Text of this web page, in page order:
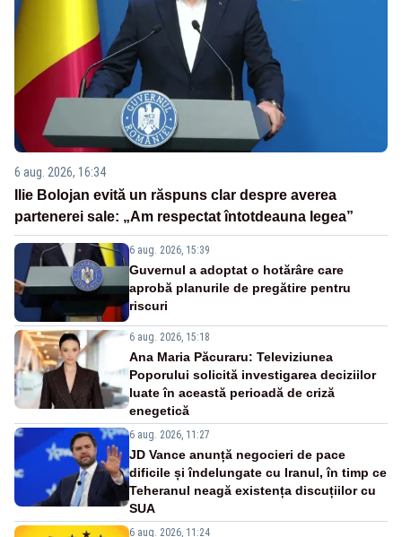
6 aug. 2026, 16:34
Ilie Bolojan evită un răspuns clar despre averea
partenerei sale: „Am respectat întotdeauna legea”
6 aug. 2026, 15:39
Guvernul a adoptat o hotărâre care
aprobă planurile de pregătire pentru
riscuri
6 aug. 2026, 15:18
Ana Maria Păcuraru: Televiziunea
Poporului solicită investigarea deciziilor
luate în această perioadă de criză
enegetică
6 aug. 2026, 11:27
JD Vance anunță negocieri de pace
dificile și îndelungate cu Iranul, în timp ce
Teheranul neagă existența discuțiilor cu
SUA
6 aug. 2026, 11:24